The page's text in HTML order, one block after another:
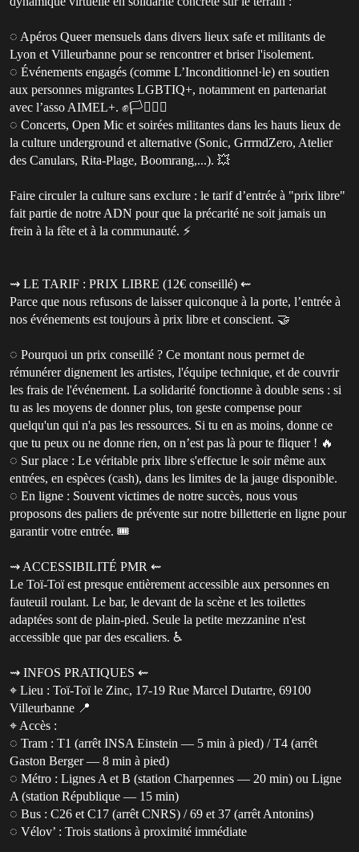
◌ Apéros Queer mensuels dans divers lieux safe et militants de
Lyon et Villeurbanne pour se rencontrer et briser l'isolement.
◌ Événements engagés (comme L’Inconditionnel·le) en soutien
aux personnes migrantes LGBTIQ+, notamment en partenariat
avec l’asso AIMEL+. ✊🏳️‍⚧️🏳️‍🌈
◌ Concerts, Open Mic et soirées militantes dans les hauts lieux de
la culture underground et alternative (Sonic, GrrrndZero, Atelier
des Canulars, Rita-Plage, Boomrang,...). 💥
Faire circuler la culture sans exclure : le tarif d’entrée à "prix libre"
fait partie de notre ADN pour que la précarité ne soit jamais un
frein à la fête et à la communauté. ⚡
⇝ LE TARIF : PRIX LIBRE (12€ conseillé) ⇜
Parce que nous refusons de laisser quiconque à la porte, l’entrée à
nos événements est toujours à prix libre et conscient. 🤝
◌ Pourquoi un prix conseillé ? Ce montant nous permet de
rémunérer dignement les artistes, l'équipe technique, et de couvrir
les frais de l'événement. La solidarité fonctionne à double sens : si
tu as les moyens de donner plus, ton geste compense pour
quelqu'un qui n'a pas les ressources. Si tu en as moins, donne ce
que tu peux ou ne donne rien, on n’est pas là pour te fliquer ! 🔥
◌ Sur place : Le véritable prix libre s'effectue le soir même aux
entrées, en espèces (cash), dans les limites de la jauge disponible.
◌ En ligne : Souvent victimes de notre succès, nous vous
proposons des paliers de prévente sur notre billetterie en ligne pour
garantir votre entrée. 🎟️
⇝ ACCESSIBILITÉ PMR ⇜
Le Toï-Toï est presque entièrement accessible aux personnes en
fauteuil roulant. Le bar, le devant de la scène et les toilettes
adaptées sont de plain-pied. Seule la petite mezzanine n'est
accessible que par des escaliers. ♿
⇝ INFOS PRATIQUES ⇜
⌖ Lieu : Toï-Toï le Zinc, 17-19 Rue Marcel Dutartre, 69100
Villeurbanne 📍
⌖ Accès :
◌ Tram : T1 (arrêt INSA Einstein — 5 min à pied) / T4 (arrêt
Gaston Berger — 8 min à pied)
◌ Métro : Lignes A et B (station Charpennes — 20 min) ou Ligne
A (station République — 15 min)
◌ Bus : C26 et C17 (arrêt CNRS) / 69 et 37 (arrêt Antonins)
◌ Vélov’ : Trois stations à proximité immédiate